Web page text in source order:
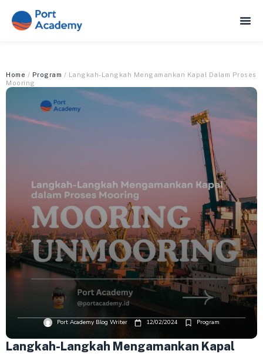
Home / Program / Langkah-Langkah Mengamankan Kapal Dalam Proses
Mooring
Port Academy Blog Writer 12/02/2024 Program
Langkah-Langkah Mengamankan Kapal